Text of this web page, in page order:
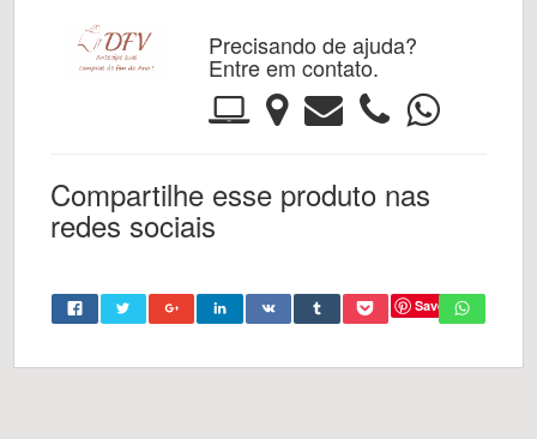
Precisando de ajuda?
Entre em contato.
Compartilhe esse produto nas
redes sociais
Save